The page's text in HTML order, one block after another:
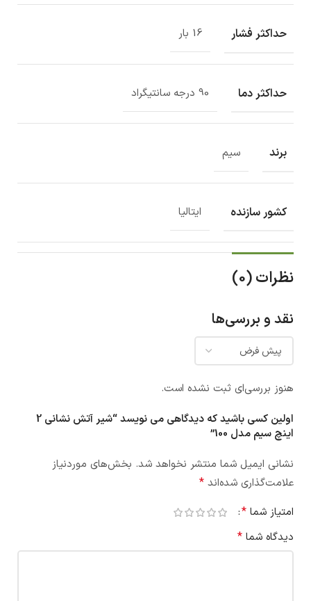
حداکثر فشار 16 بار
حداکثر دما 90 درجه سانتیگراد
برند سیم
کشور سازنده ایتالیا
نظرات (0)
نقد و بررسی‌ها
هنوز بررسی‌ای ثبت نشده است.
اولین کسی باشید که دیدگاهی می نویسد “شیر آتش نشانی 2
اینچ سیم مدل 100”
نشانی ایمیل شما منتشر نخواهد شد. بخش‌های موردنیاز
علامت‌گذاری شده‌اند *
امتیاز شما *
دیدگاه شما *